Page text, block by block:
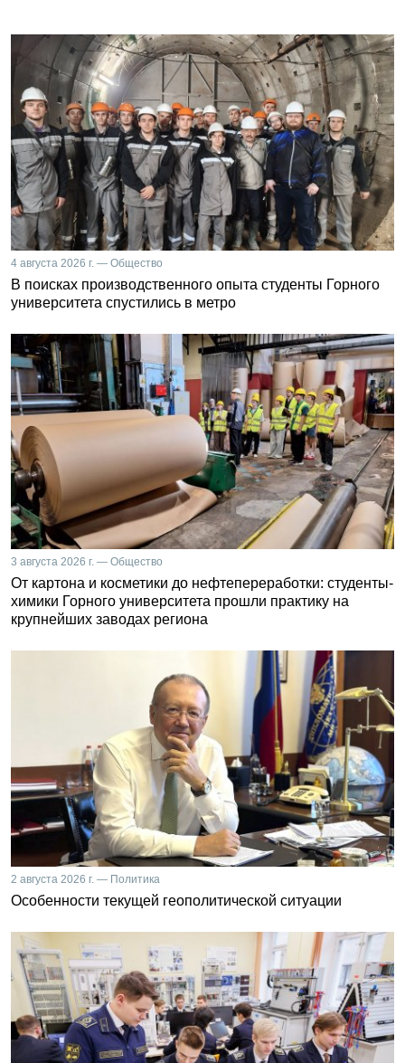
4 августа 2026 г. — Общество
В поисках производственного опыта студенты Горного
университета спустились в метро
3 августа 2026 г. — Общество
От картона и косметики до нефтепереработки: студенты-
химики Горного университета прошли практику на
крупнейших заводах региона
2 августа 2026 г. — Политика
Особенности текущей геополитической ситуации